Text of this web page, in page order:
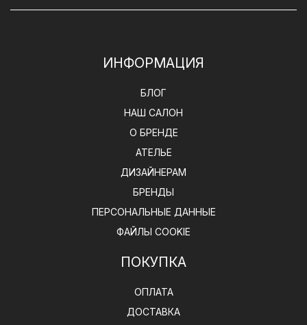
ИНФОРМАЦИЯ
БЛОГ
НАШ САЛОН
О БРЕНДЕ
АТЕЛЬЕ
ДИЗАЙНЕРАМ
БРЕНДЫ
ПЕРСОНАЛЬНЫЕ ДАННЫЕ
ФАЙЛЫ COOKIE
ПОКУПКА
ОПЛАТА
ДОСТАВКА